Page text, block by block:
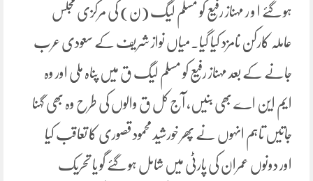
ہو گئے ا و ر مہناز رفیع کو مسلم لیگ (ن) کی مرکزی مجلس
عاملہ کارکن نامزد کیا گیا۔میاں نواز شریف کے سعودی عرب
جانے کے بعد مہناز رفیع کو مسلم لیگ ق میں پناہ ملی اور وہ
ایم این اے بھی بنیں، آج کل ق والوں کی طرح وہ بھی گہنا
جاتیں تاہم انہوں نے پھر خورشید محمود قصوری کا تعاقب کیا
اور دونوں عمران کی پارٹی میں شامل ہو گئے گو یا تحریک